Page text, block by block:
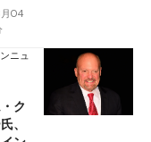
04
ニュ
ク
、